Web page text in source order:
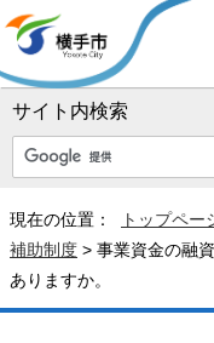
サイト内検索
現在の位置： トップペー
補助制度 > 事業資金の融
ありますか。